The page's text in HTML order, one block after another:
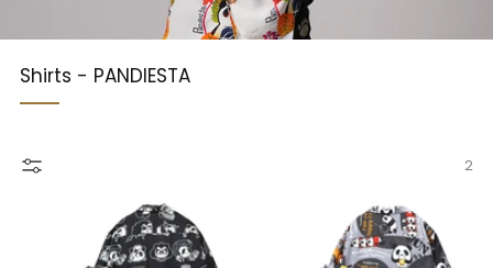
Shirts - PANDIESTA
2